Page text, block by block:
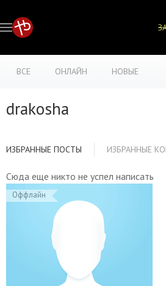
ВСЕ ОНЛАЙН НОВЫЕ
drakosha
ИЗБРАННЫЕ ПОСТЫ ИЗБРАННЫЕ
Сюда еще никто не успел написать
Оффлайн